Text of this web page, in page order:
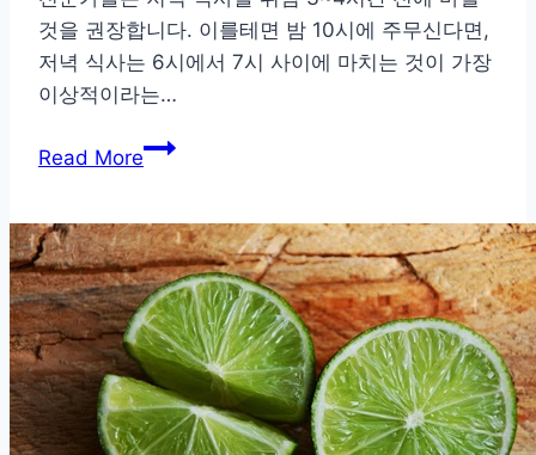
것을 권장합니다. 이를테면 밤 10시에 주무신다면,
저녁 식사는 6시에서 7시 사이에 마치는 것이 가장
이상적이라는…
Read More건
노
후
를
위
한
이
상